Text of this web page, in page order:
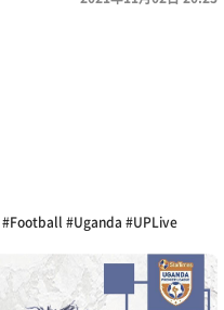
#Football #Uganda #UPLive